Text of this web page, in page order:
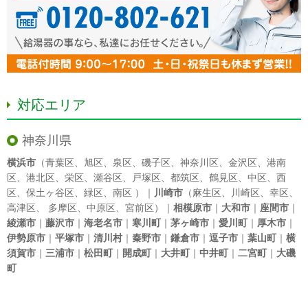
対応エリア
神奈川県
横浜市 （青葉区 旭区 泉区 磯子区 神奈川区 金沢区
港南
区
港北区 栄区 瀬谷区 戸塚区 都筑区 鶴見区 中区
西
区
保土ヶ谷区 緑区 南区 ）｜ 川崎市 （麻生区 川崎区 幸区
高津区
多摩区 中原区 宮前区）｜ 相模原市 ｜ 大和市 ｜ 座間市 ｜
綾瀬市 ｜ 藤沢市 ｜ 海老名市 ｜ 寒川町｜ 茅ヶ崎市 ｜ 愛川町｜ 厚木市 ｜
伊勢原市 ｜ 平塚市 ｜ 清川村｜ 秦野市 ｜ 鎌倉市 ｜ 逗子市 ｜ 葉山町｜ 横
須賀市 ｜ 三浦市 ｜ 松田町｜ 開成町｜ 大井町｜ 中井町｜ 二宮町｜ 大磯
町